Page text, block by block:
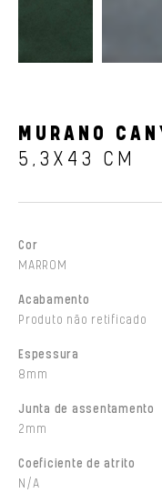
MURANO
5,3X43 CM
Cor
MARROM
Acabamento
Produto não retificado
Espessura
8mm
Junta de assentamento
2mm
Coeficiente de atrito
N/A